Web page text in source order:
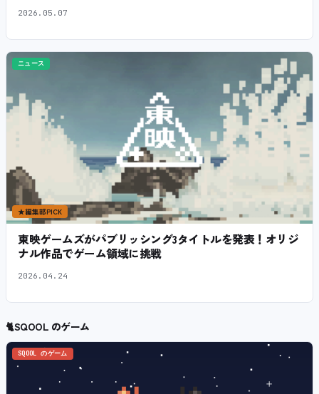
2026.05.07
ニュース
★編集部PICK
東映ゲームズがパブリッシング3タイトルを発表！オリジ
ナル作品でゲーム領域に挑戦
2026.04.24
🐈SQOOL のゲーム
SQOOL のゲーム